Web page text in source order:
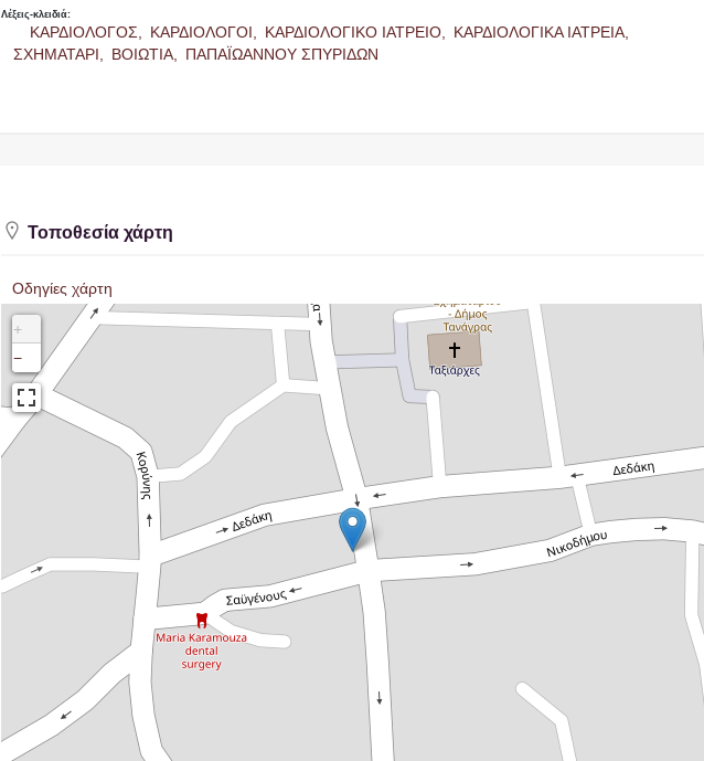
Λέξεις-κλειδιά:
ΚΑΡΔΙΟΛΟΓΟΣ, ΚΑΡΔΙΟΛΟΓΟΙ, ΚΑΡΔΙΟΛΟΓΙΚΟ ΙΑΤΡΕΙΟ,
ΚΑΡΔΙΟΛΟΓΙΚΑ ΙΑΤΡΕΙΑ,
ΣΧΗΜΑΤΑΡΙ,
ΒΟΙΩΤΙΑ, ΠΑΠΑΪΩΑΝΝΟΥ ΣΠΥΡΙΔΩΝ
Τοποθεσία χάρτη
Οδηγίες χάρτη
+
−